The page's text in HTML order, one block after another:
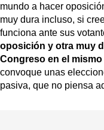
mundo a hacer
muy dura incluso, si
funciona ante sus
oposición y otra muy
Congreso en el
convoque unas
pasiva, que no piensa